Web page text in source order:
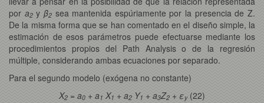
por a2y β2sea mantenida espúriamente por la presencia de Z.
De la misma forma que se han comentado en el diseño simple, la
estimación de esos parámetros puede efectuarse mediante los
procedimientos propios del Path Analysis o de la regresión
múltiple, considerando ambas ecuaciones por separado.
Para el segundo modelo (exógena no constante)
X2 = a0 + a1 X1 + a2 Y1 + a3Z2 + εy(22)